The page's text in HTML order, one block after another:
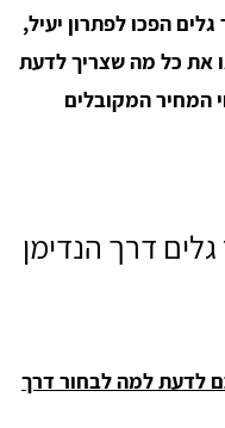
הפכו לפתרון יעיל,
את כל מה שצריך לדעת
המחיר המקובלים
דרך הנדימן
לדעת למה לבחור דרך